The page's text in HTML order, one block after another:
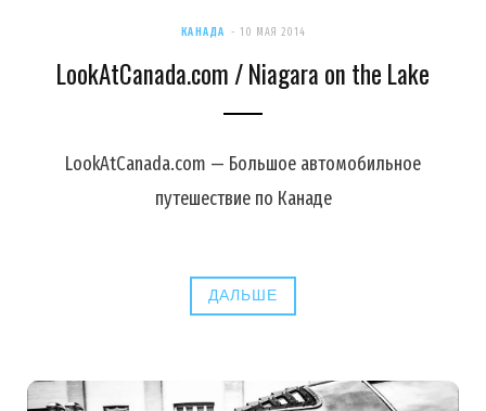
КАНАДА 10 МАЯ 2014
LookAtCanada.com / Niagara on the Lake
LookAtCanada.com — Большое автомобильное
путешествие по Канаде
ДАЛЬШЕ